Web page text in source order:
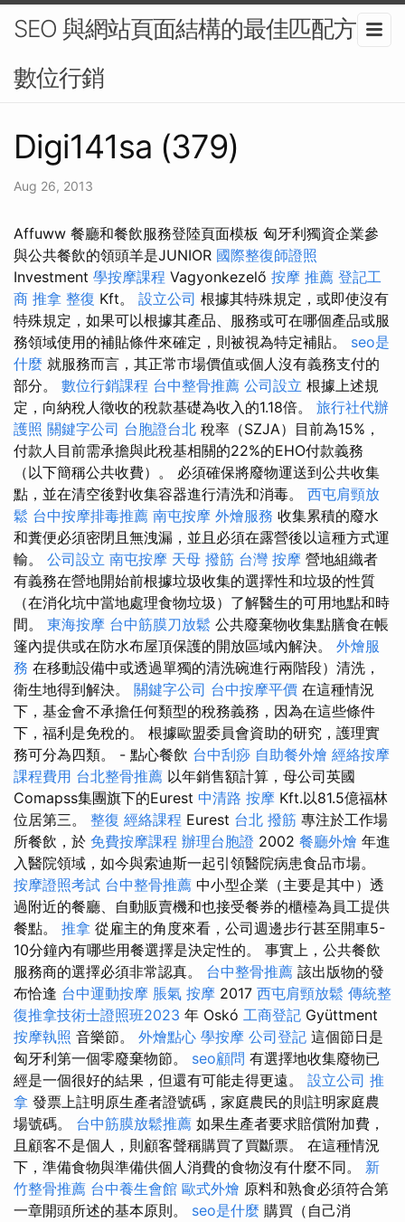
SEO 與網站頁面結構的最佳匹配方案-
數位行銷
Digi141sa (379)
Aug 26, 2013
Affuww 餐廳和餐飲服務登陸頁面模板 匈牙利獨資企業參
與公共餐飲的領頭羊是JUNIOR 國際整復師證照
Investment 學按摩課程 Vagyonkezelő 按摩 推薦 登記工
商 推拿 整復 Kft。 設立公司 根據其特殊規定，或即使沒有
特殊規定，如果可以根據其產品、服務或可在哪個產品或服
務領域使用的補貼條件來確定，則被視為特定補貼。 seo是
什麼 就服務而言，其正常市場價值或個人沒有義務支付的
部分。 數位行銷課程 台中整骨推薦 公司設立 根據上述規
定，向納稅人徵收的稅款基礎為收入的1.18倍。 旅行社代辦
護照 關鍵字公司 台胞證台北 稅率（SZJA）目前為15%，
付款人目前需承擔與此稅基相關的22%的EHO付款義務
（以下簡稱公共收費）。 必須確保將廢物運送到公共收集
點，並在清空後對收集容器進行清洗和消毒。 西屯肩頸放
鬆 台中按摩排毒推薦 南屯按摩 外燴服務 收集累積的廢水
和糞便必須密閉且無洩漏，並且必須在露營後以這種方式運
輸。 公司設立 南屯按摩 天母 撥筋 台灣 按摩 營地組織者
有義務在營地開始前根據垃圾收集的選擇性和垃圾的性質
（在消化坑中當地處理食物垃圾）了解醫生的可用地點和時
間。 東海按摩 台中筋膜刀放鬆 公共廢棄物收集點膳食在帳
篷內提供或在防水布屋頂保護的開放區域內解決。 外燴服
務 在移動設備中或透過單獨的清洗碗進行兩階段）清洗，
衛生地得到解決。 關鍵字公司 台中按摩平價 在這種情況
下，基金會不承擔任何類型的稅務義務，因為在這些條件
下，福利是免稅的。 根據歐盟委員會資助的研究，護理實
務可分為四類。 - 點心餐飲 台中刮痧 自助餐外燴 經絡按摩
課程費用 台北整骨推薦 以年銷售額計算，母公司英國
Comapss集團旗下的Eurest 中清路 按摩 Kft.以81.5億福林
位居第三。 整復 經絡課程 Eurest 台北 撥筋 專注於工作場
所餐飲，於 免費按摩課程 辦理台胞證 2002 餐廳外燴 年進
入醫院領域，如今與索迪斯一起引領醫院病患食品市場。
按摩證照考試 台中整骨推薦 中小型企業（主要是其中）透
過附近的餐廳、自動販賣機和也接受餐券的櫃檯為員工提供
餐點。 推拿 從雇主的角度來看，公司週邊步行甚至開車5-
10分鐘內有哪些用餐選擇是決定性的。 事實上，公共餐飲
服務商的選擇必須非常認真。 台中整骨推薦 該出版物的發
布恰逢 台中運動按摩 脹氣 按摩 2017 西屯肩頸放鬆 傳統整
復推拿技術士證照班2023 年 Oskó 工商登記 Gyüttment
按摩執照 音樂節。 外燴點心 學按摩 公司登記 這個節日是
匈牙利第一個零廢棄物節。 seo顧問 有選擇地收集廢物已
經是一個很好的結果，但還有可能走得更遠。 設立公司 推
拿 發票上註明原生產者證號碼，家庭農民的則註明家庭農
場號碼。 台中筋膜放鬆推薦 如果生產者要求賠償附加費，
且顧客不是個人，則顧客聲稱購買了買斷票。 在這種情況
下，準備食物與準備供個人消費的食物沒有什麼不同。 新
竹整骨推薦 台中養生會館 歐式外燴 原料和熟食必須符合第
一章開頭所述的基本原則。 seo是什麼 購買（自己消